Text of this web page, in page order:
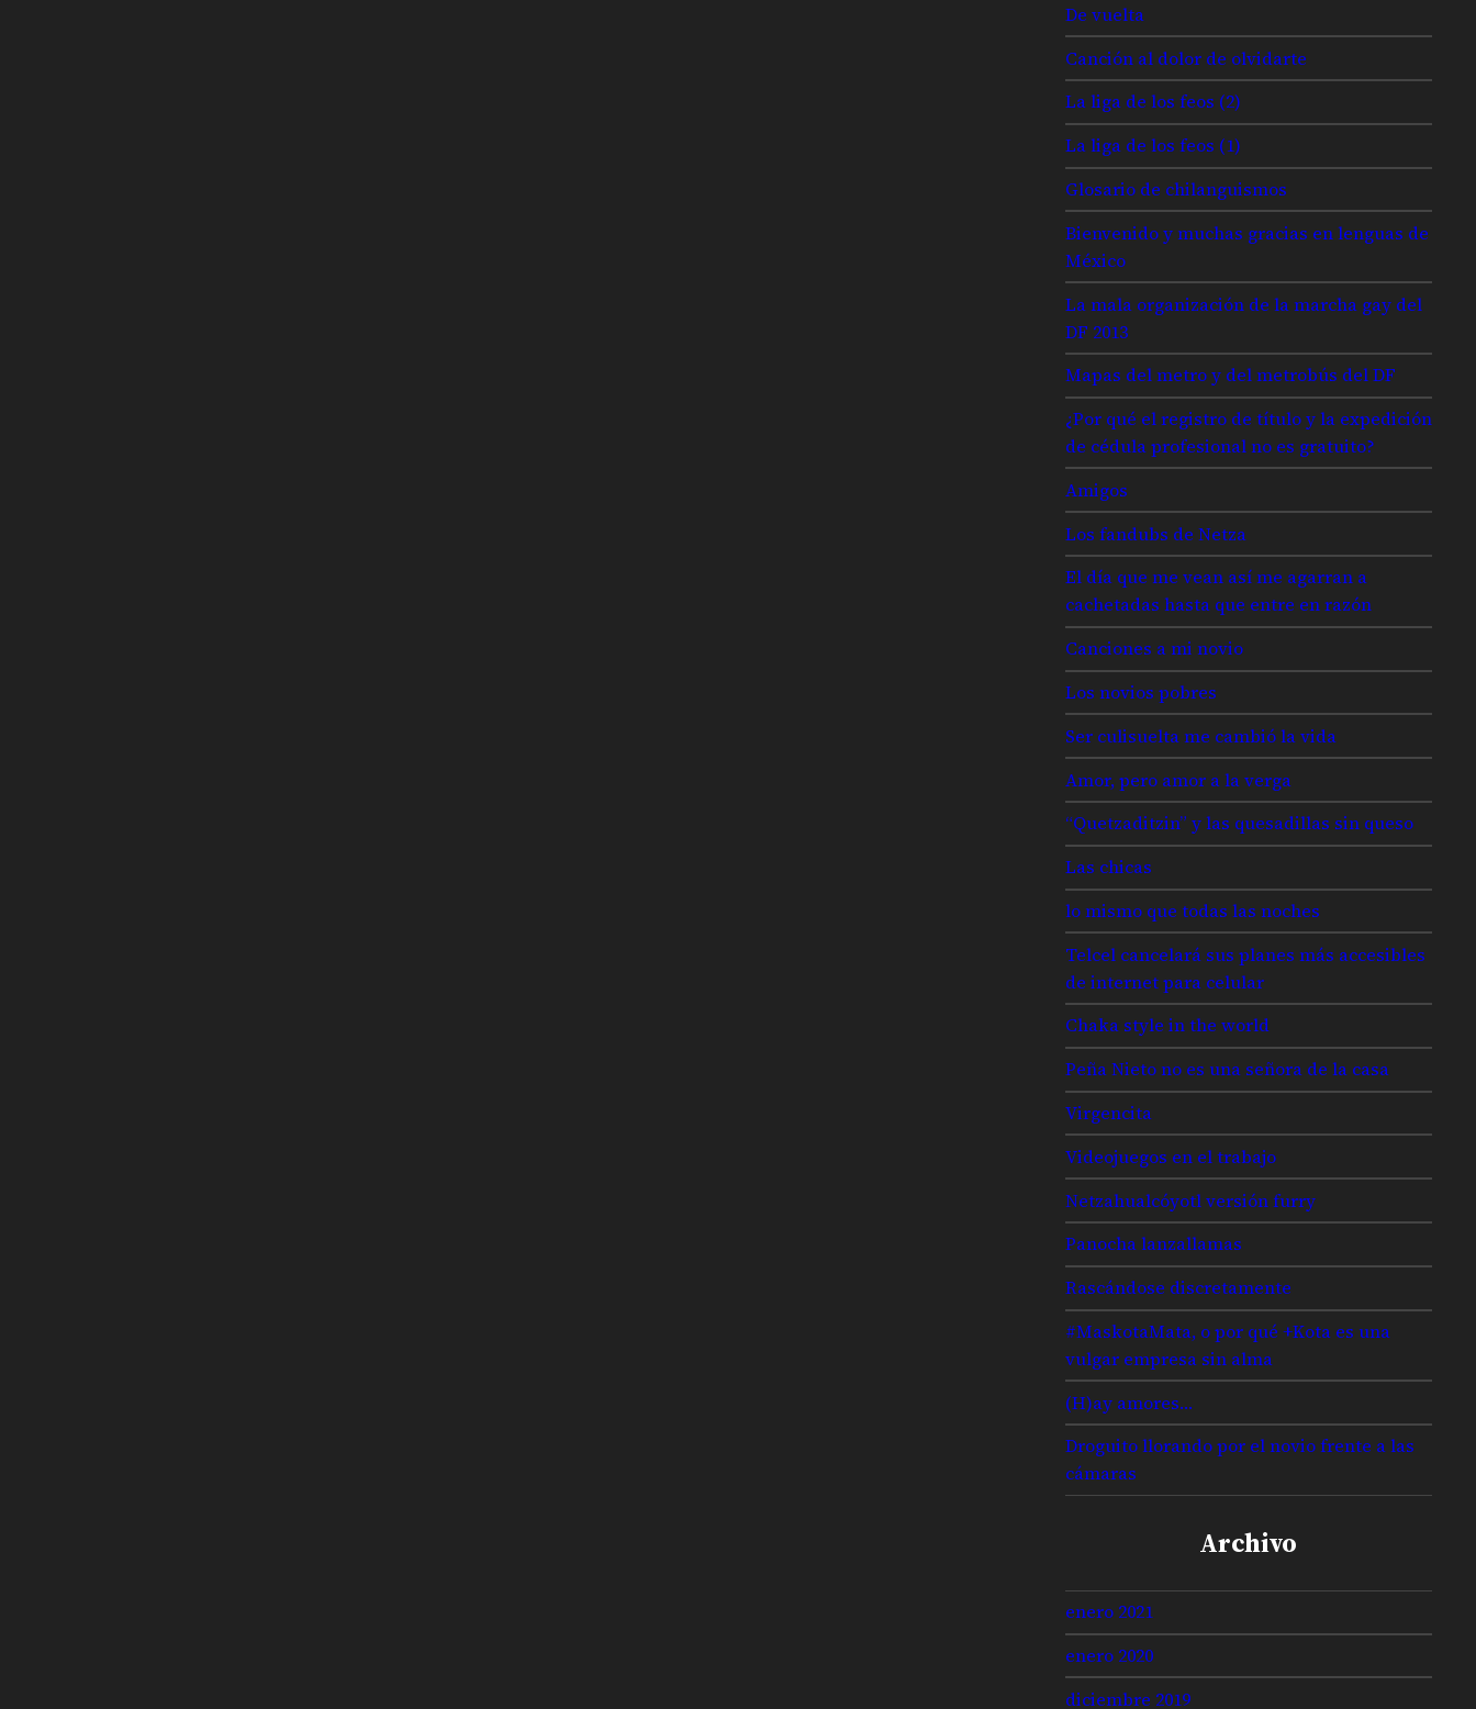
De vuelta
Canción al dolor de olvidarte
La liga de los feos (2)
La liga de los feos (1)
Glosario de chilanguismos
Bienvenido y muchas gracias en lenguas de
México
La mala organización de la marcha gay del
DF 2013
Mapas del metro y del metrobús del DF
¿Por qué el registro de título y la expedición
de cédula profesional no es gratuito?
Amigos
Los fandubs de Netza
El día que me vean así me agarran a
cachetadas hasta que entre en razón
Canciones a mi novio
Los novios pobres
Ser culisuelta me cambió la vida
Amor, pero amor a la verga
“Quetzaditzin” y las quesadillas sin queso
Las chicas
lo mismo que todas las noches
Telcel cancelará sus planes más accesibles
de internet para celular
Chaka style in the world
Peña Nieto no es una señora de la casa
Virgencita
Videojuegos en el trabajo
Netzahualcóyotl versión furry
Panocha lanzallamas
Rascándose discretamente
#MaskotaMata, o por qué +Kota es una
vulgar empresa sin alma
(H)ay amores…
Droguito llorando por el novio frente a las
cámaras
Archivo
enero 2021
enero 2020
diciembre 2019